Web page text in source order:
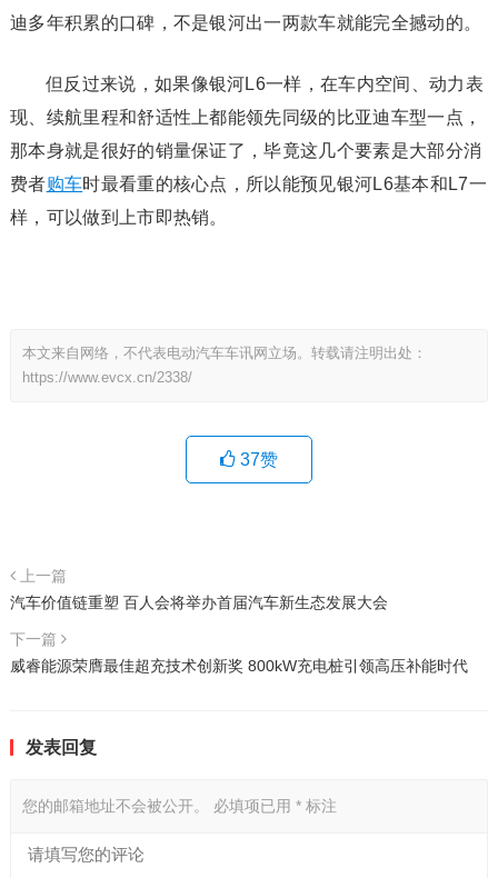
迪多年积累的口碑，不是银河出一两款车就能完全撼动的。
但反过来说，如果像银河L6一样，在车内空间、动力表
现、续航里程和舒适性上都能领先同级的比亚迪车型一点，
那本身就是很好的销量保证了，毕竟这几个要素是大部分消
费者购车时最看重的核心点，所以能预见银河L6基本和L7一
样，可以做到上市即热销。
本文来自网络，不代表电动汽车车讯网立场。转载请注明出处：
https://www.evcx.cn/2338/
37赞
上一篇
汽车价值链重塑 百人会将举办首届汽车新生态发展大会
下一篇
威睿能源荣膺最佳超充技术创新奖 800kW充电桩引领高压补能时代
发表回复
您的邮箱地址不会被公开。 必填项已用 *标注